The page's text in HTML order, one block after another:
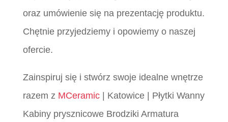
oraz umówienie się na prezentację produktu.
Chętnie przyjedziemy i opowiemy o naszej
ofercie.
Zainspiruj się i stwórz swoje idealne wnętrze
razem z MCeramic| Katowice | Płytki Wanny
Kabiny prysznicowe Brodziki Armatura